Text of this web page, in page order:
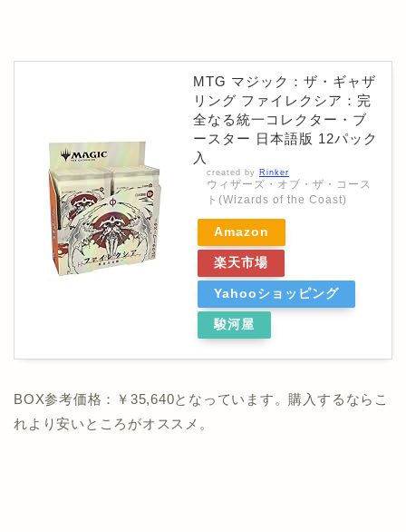
MTG マジック：ザ・ギャザ
リング ファイレクシア：完
全なる統一コレクター・ブ
ースター 日本語版 12パック
入
created by Rinker
ウィザーズ・オブ・ザ・コース
ト(Wizards of the Coast)
Amazon
楽天市場
Yahooショッピング
駿河屋
BOX参考価格：￥35,640となっています。購入するならこ
れより安いところがオススメ。